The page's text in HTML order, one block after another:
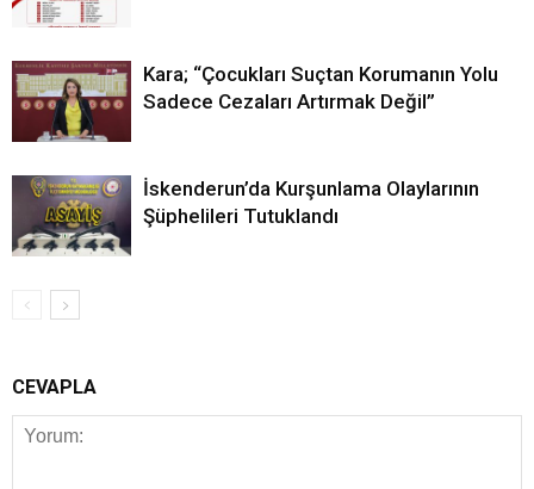
Kara; “Çocukları Suçtan Korumanın Yolu
Sadece Cezaları Artırmak Değil”
İskenderun’da Kurşunlama Olaylarının
Şüphelileri Tutuklandı
CEVAPLA